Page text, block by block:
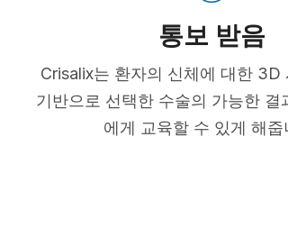
통보 받음
Crisalix는 환자의 신체에 대한 3D
기반으로 선택한 수술의 가능한 결
에게 교육할 수 있게 해줍